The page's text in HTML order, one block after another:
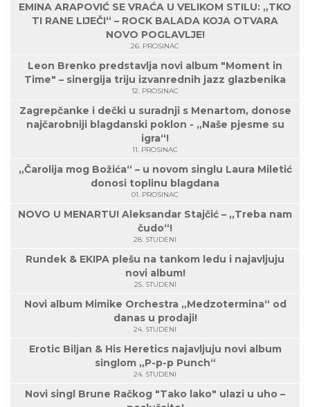
EMINA ARAPOVIĆ SE VRAĆA U VELIKOM STILU: „TKO
TI RANE LIJEČI“ – ROCK BALADA KOJA OTVARA
NOVO POGLAVLJE!
26. PROSINAC
Leon Brenko predstavlja novi album "Moment in
Time" – sinergija triju izvanrednih jazz glazbenika
12. PROSINAC
Zagrepčanke i dečki u suradnji s Menartom, donose
najčarobniji blagdanski poklon - „Naše pjesme su
igra“!
11. PROSINAC
„Čarolija mog Božića“ – u novom singlu Laura Miletić
donosi toplinu blagdana
01. PROSINAC
NOVO U MENARTU! Aleksandar Stajčić – „Treba nam
čudo“!
28. STUDENI
Rundek & EKIPA plešu na tankom ledu i najavljuju
novi album!
25. STUDENI
Novi album Mimike Orchestra „Medzotermina“ od
danas u prodaji!
24. STUDENI
Erotic Biljan & His Heretics najavljuju novi album
singlom „P-p-p Punch“
24. STUDENI
Novi singl Brune Račkog "Tako lako" ulazi u uho –